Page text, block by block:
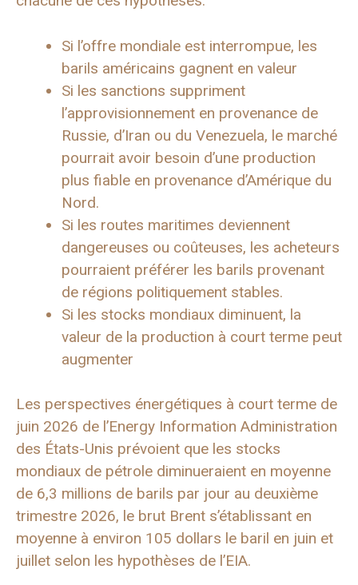
Si l’offre mondiale est interrompue, les
barils américains gagnent en valeur
Si les sanctions suppriment
l’approvisionnement en provenance de
Russie, d’Iran ou du Venezuela, le marché
pourrait avoir besoin d’une production
plus fiable en provenance d’Amérique du
Nord.
Si les routes maritimes deviennent
dangereuses ou coûteuses, les acheteurs
pourraient préférer les barils provenant
de régions politiquement stables.
Si les stocks mondiaux diminuent, la
valeur de la production à court terme peut
augmenter
Les perspectives énergétiques à court terme de
juin 2026 de l’Energy Information Administration
des États-Unis prévoient que les stocks
mondiaux de pétrole diminueraient en moyenne
de 6,3 millions de barils par jour au deuxième
trimestre 2026, le brut Brent s’établissant en
moyenne à environ 105 dollars le baril en juin et
juillet selon les hypothèses de l’EIA.